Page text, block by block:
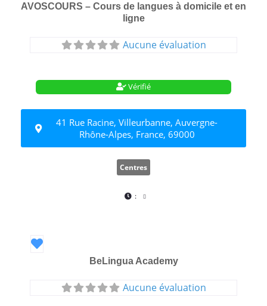
AVOSCOURS – Cours de langues à domicile et en
ligne
Aucune évaluation
Vérifié
41 Rue Racine, Villeurbanne, Auvergne-
Rhône-Alpes, France, 69000
Centres
:
Favori
BeLingua Academy
Aucune évaluation